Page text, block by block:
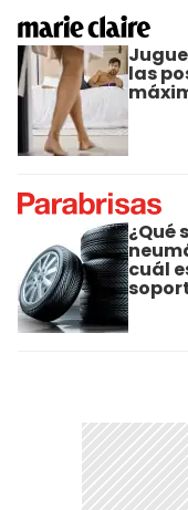
las
¿Qué
cuál